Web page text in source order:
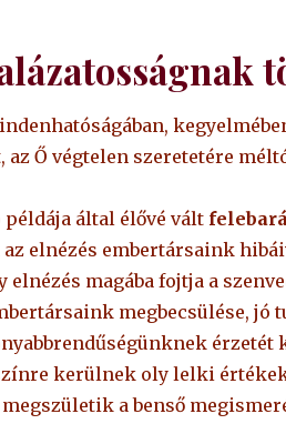
Ő végtelen szeretetére
által élővé vált
elnézés embertársaink
magába fojtja a
megbecsülése, jó
kerülnek oly lelki
a benső